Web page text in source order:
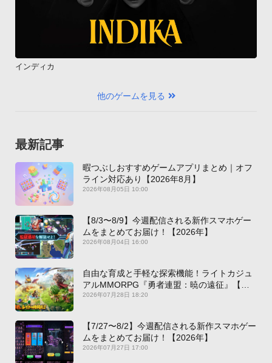
インディカ
他のゲームを見る
最新記事
暇つぶしおすすめゲームアプリまとめ｜オフ
ライン対応あり【2026年8月】
2026年08月05日 10:00
【8/3〜8/9】今週配信される新作スマホゲー
ムをまとめてお届け！【2026年】
2026年08月04日 16:00
自由な育成と手軽な探索機能！ライトカジュ
アルMMORPG『勇者連盟：暁の遠征』【最
新作PICKUP】
2026年07月28日 18:20
【7/27〜8/2】今週配信される新作スマホゲー
ムをまとめてお届け！【2026年】
2026年07月27日 17:00